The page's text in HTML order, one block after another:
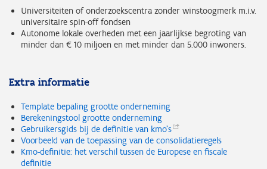
Universiteiten of onderzoekscentra zonder winstoogmerk m.i.v.
universitaire spin-off fondsen
Autonome lokale overheden met een jaarlijkse begroting van
minder dan € 10 miljoen en met minder dan 5.000 inwoners.
Extra informatie
Template bepaling grootte onderneming
Berekeningstool grootte onderneming
Gebruikersgids bij de definitie van kmo's
Voorbeeld van de toepassing van de consolidatieregels
Kmo-definitie: het verschil tussen de Europese en fiscale
definitie